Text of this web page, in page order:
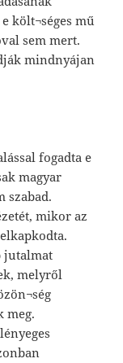
költ¬séges mű
sem mert.
mindnyájan
fogadta e
magyar
szabad.
mikor az
jutalmat
melyről
meg.